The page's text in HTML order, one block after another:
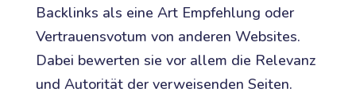
Backlinks als eine Art Empfehlung oder
Vertrauensvotum von anderen Websites.
Dabei bewerten sie vor allem die Relevanz
und Autorität der verweisenden Seiten.